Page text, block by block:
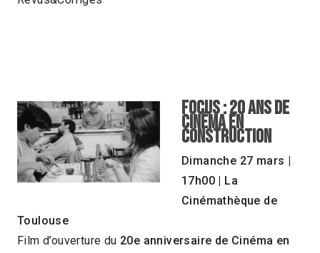
FOCUS : 20 ANS DE
CINÉMA EN
CONSTRUCTION
Dimanche 27 mars |
17h00 | La
Cinémathèque de
Toulouse
Film d’ouverture du 20e anniversaire de Cinéma en